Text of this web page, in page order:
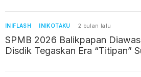
INIFLASH INIKOTAKU 2 bulan lalu
SPMB 2026 Balikpapan
Disdik Tegaskan Era “Titipan”